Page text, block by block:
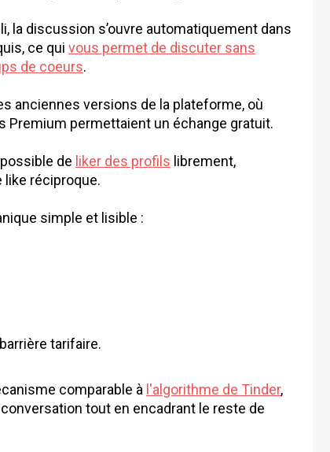
la discussion s’ouvre automatiquement dans
ce qui vous permet de discuter sans
de coeurs.
anciennes versions de la plateforme, où
Premium permettaient un échange gratuit.
de liker des profils librement,
like réciproque.
simple et lisible :
tarifaire.
comparable à l'algorithme de Tinder,
tout en encadrant le reste de